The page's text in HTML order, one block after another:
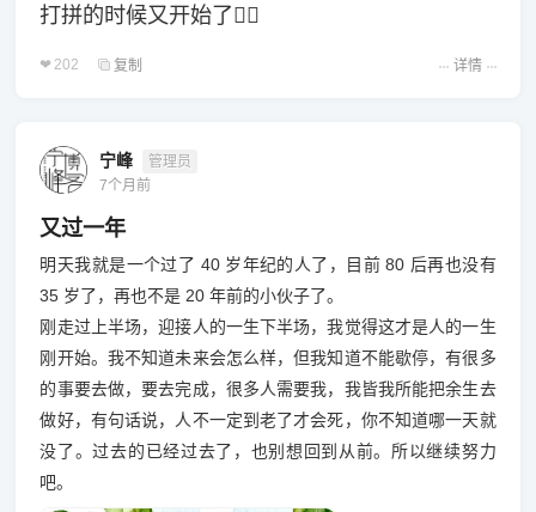
打拼的时候又开始了😮‍💨
202 复制 详情
宁峰
管理员
7个月前
又过一年
明天我就是一个过了 40 岁年纪的人了，目前 80 后再也没有
35 岁了，再也不是 20 年前的小伙子了。
刚走过上半场，迎接人的一生下半场，我觉得这才是人的一生
刚开始。我不知道未来会怎么样，但我知道不能歇停，有很多
的事要去做，要去完成，很多人需要我，我皆我所能把余生去
做好，有句话说，人不一定到老了才会死，你不知道哪一天就
没了。过去的已经过去了，也别想回到从前。所以继续努力
吧。